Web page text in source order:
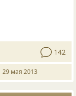
142
29 мая 2013